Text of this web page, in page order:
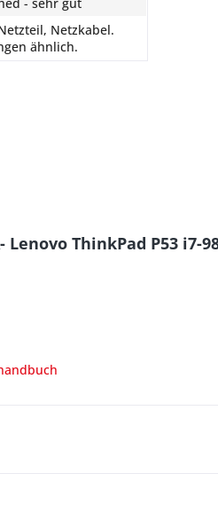
Netzkabel.
ähnlich.
ThinkPad P53 i7-